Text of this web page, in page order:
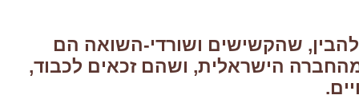
שהקשישים ושורדי-השואה הם
הישראלית, ושהם זכאים לכבוד,